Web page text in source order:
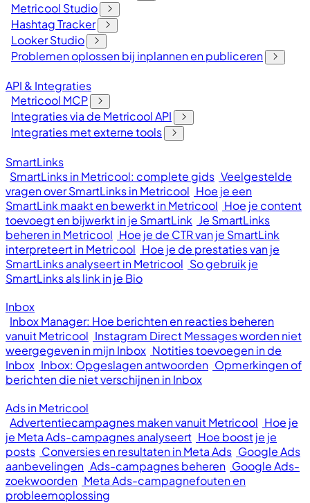
Metricool Studio
Hashtag Tracker
Looker Studio
Problemen oplossen bij inplannen en publiceren
API & Integraties
Metricool MCP
Integraties via de Metricool API
Integraties met externe tools
SmartLinks
SmartLinks in Metricool: complete gids Veelgestelde
vragen over SmartLinks in Metricool Hoe je een
SmartLink maakt en bewerkt in Metricool Hoe je content
toevoegt en bijwerkt in je SmartLink Je SmartLinks
beheren in Metricool Hoe je de CTR van je SmartLink
interpreteert in Metricool Hoe je de prestaties van je
SmartLinks analyseert in Metricool So gebruik je
SmartLinks als link in je Bio
Inbox
Inbox Manager: Hoe berichten en reacties beheren
vanuit Metricool Instagram Direct Messages worden niet
weergegeven in mijn Inbox Notities toevoegen in de
Inbox Inbox: Opgeslagen antwoorden Opmerkingen of
berichten die niet verschijnen in Inbox
Ads in Metricool
Advertentiecampagnes maken vanuit Metricool Hoe je
je Meta Ads-campagnes analyseert Hoe boost je je
posts Conversies en resultaten in Meta Ads Google Ads
aanbevelingen Ads-campagnes beheren Google Ads-
zoekwoorden Meta Ads-campagnefouten en
probleemoplossing